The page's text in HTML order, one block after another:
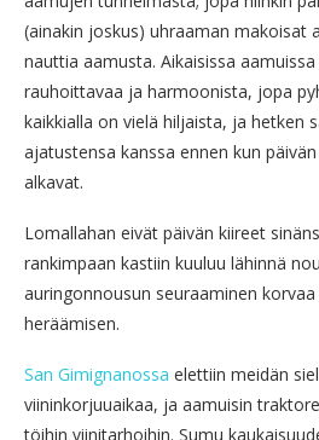
(ainakin joskus) uhraaman makoisat
nauttia aamusta. Aikaisissa
rauhoittavaa ja harmoonista, jopa
kaikkialla on vielä hiljaista, ja hetken
ajatustensa kanssa ennen kun
alkavat.
Lomallahan eivät päivän kiireet
rankimpaan kastiin kuuluu lähinnä
auringonnousun seuraaminen
heräämisen.
San Gimignanossa elettiin meidän
viininkorjuuaikaa, ja aamuisin
töihin viinitarhoihin. Sumu